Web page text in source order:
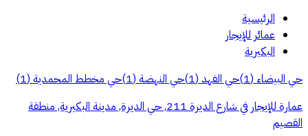
الرئيسية
عمائر للإيجار
البكيرية
حي البيضاء(
1
)حي الفهد(
1
)حي النهضة(
1
)حي مخطط المحمدية(
1
)
عمارة للإيجار في شارع الديرة 211, حي الديرة, مدينة البكيرية, منطقة
القصيم